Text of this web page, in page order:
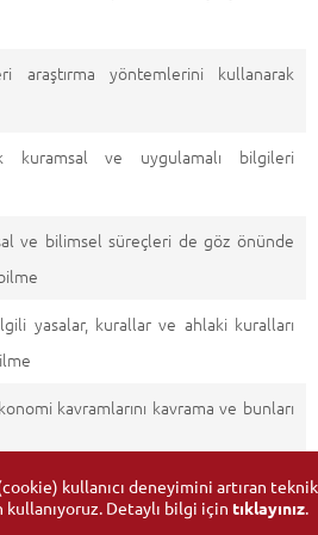
araştırma yöntemlerini kullanarak
kuramsal ve uygulamalı bilgileri
ve bilimsel süreçleri de göz önünde
yasalar, kurallar ve ahlaki kuralları
kavramlarını kavrama ve bunları
kullanıcı deneyimini artıran teknik
Detaylı bilgi için tıklayınız.